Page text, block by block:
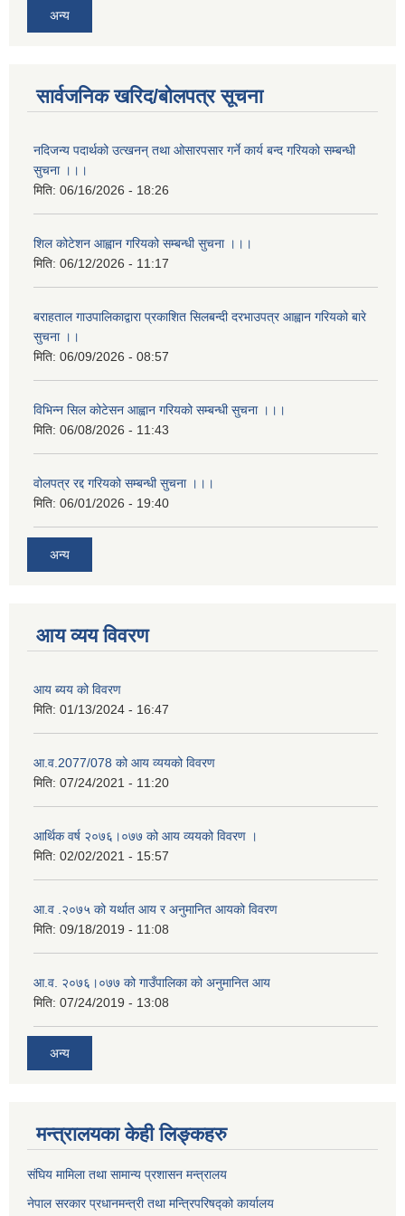
अन्य
सार्वजनिक खरिद/बोलपत्र सूचना
नदिजन्य पदार्थको उत्खनन् तथा ओसारपसार गर्ने कार्य बन्द गरियको सम्बन्धी
सुचना ।।।
मिति: 06/16/2026 - 18:26
शिल कोटेशन आह्वान गरियको सम्बन्धी सुचना ।।।
मिति: 06/12/2026 - 11:17
बराहताल गाउपालिकाद्वारा प्रकाशित सिलबन्दी दरभाउपत्र आह्वान गरियको बारे
सुचना ।।
मिति: 06/09/2026 - 08:57
विभिन्न सिल कोटेसन आह्वान गरियको सम्बन्धी सुचना ।।।
मिति: 06/08/2026 - 11:43
वोलपत्र रद्द गरियको सम्बन्धी सुचना ।।।
मिति: 06/01/2026 - 19:40
अन्य
आय व्यय विवरण
आय ब्यय को विवरण
मिति: 01/13/2024 - 16:47
आ.व.2077/078 को आय व्ययको विवरण
मिति: 07/24/2021 - 11:20
आर्थिक वर्ष २०७६।०७७ को आय व्ययको विवरण ।
मिति: 02/02/2021 - 15:57
आ.व .२०७५ को यर्थात आय र अनुमानित आयको विवरण
मिति: 09/18/2019 - 11:08
आ.व. २०७६।०७७ को गाउँपालिका को अनुमानित आय
मिति: 07/24/2019 - 13:08
अन्य
मन्त्रालयका केही लिङ्कहरु
संघिय मामिला तथा सामान्य प्रशासन मन्त्रालय
नेपाल सरकार प्रधानमन्त्री तथा मन्त्रिपरिषद्को कार्यालय